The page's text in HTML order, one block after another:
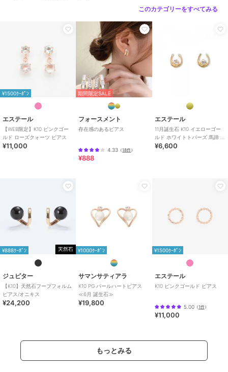
このカテゴリーをすべてみる
¥1500ｸｰﾎﾟﾝ
エステール
【WEB限定】K10 ピンクゴー
ルド ローズクォーツ ピアス
¥11,000
期間限定SALE
フォースメント
存在感のあるピアス
4.33 （18件）
¥888
エステール
11月誕生石 K10 イエローゴー
ルド ホワイトトパーズ 馬蹄 ピ
アス
¥6,600
¥888ｸｰﾎﾟﾝ
ジュピター
【K10】天然石フープフォルム
ピアス/オニキス
¥24,200
¥1000ｸｰﾎﾟﾝ
サマンサティアラ
K10 PG パールハートピアス
≪6月 誕生石≫
¥19,800
¥1500ｸｰﾎﾟﾝ
エステール
K10 ピンクゴールド ピアス
5.00（1件）
¥11,000
もっとみる